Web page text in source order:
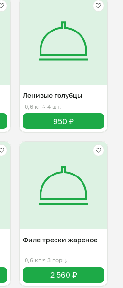
Ленивые голубцы
0,6 кг ≈ 4 шт.
950 ₽
Филе трески жареное
0,6 кг ≈ 3 порц.
2 560 ₽